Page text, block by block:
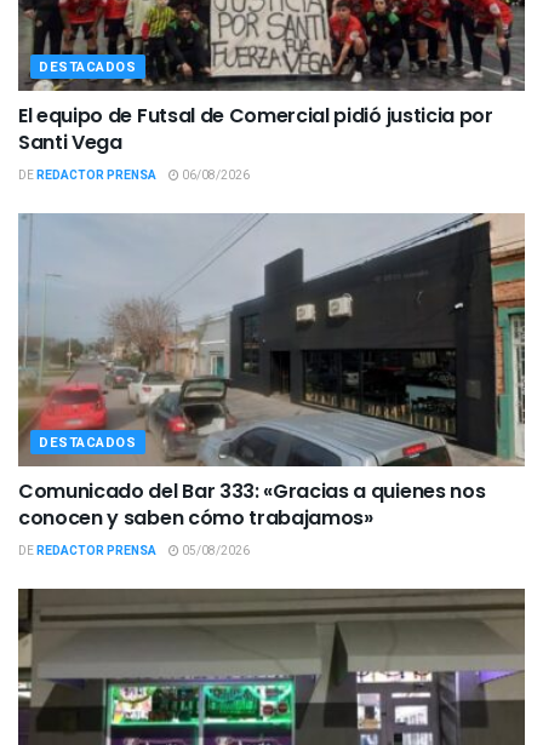
DESTACADOS
El equipo de Futsal de Comercial pidió justicia por
Santi Vega
DEREDACTOR PRENSA 06/08/2026
DESTACADOS
Comunicado del Bar 333: «Gracias a quienes nos
conocen y saben cómo trabajamos»
DEREDACTOR PRENSA 05/08/2026